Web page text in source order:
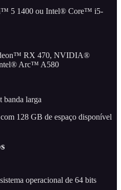
5 1400 ou Intel® Core™ i5-
RX 470, NVIDIA®
Arc™ A580
banda larga
128 GB de espaço disponível
operacional de 64 bits